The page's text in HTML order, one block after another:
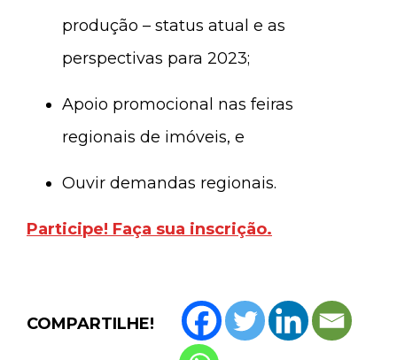
produção – status atual e as
perspectivas para 2023;
Apoio promocional nas feiras
regionais de imóveis, e
Ouvir demandas regionais.
Participe! Faça sua inscrição.
COMPARTILHE!